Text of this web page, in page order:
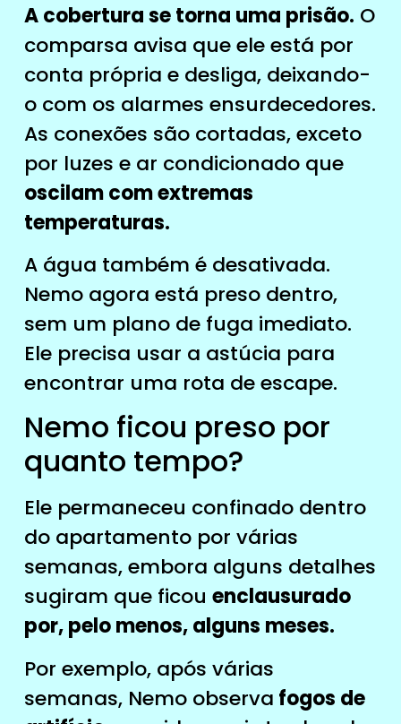
A cobertura se torna uma prisão. O
comparsa avisa que ele está por
conta própria e desliga, deixando-
o com os alarmes ensurdecedores.
As conexões são cortadas, exceto
por luzes e ar condicionado que
oscilam com extremas
temperaturas.
A água também é desativada.
Nemo agora está preso dentro,
sem um plano de fuga imediato.
Ele precisa usar a astúcia para
encontrar uma rota de escape.
Nemo ficou preso por
quanto tempo?
Ele permaneceu confinado dentro
do apartamento por várias
semanas, embora alguns detalhes
sugiram que ficou enclausurado
por, pelo menos, alguns meses.
Por exemplo, após várias
semanas, Nemo observa fogos de